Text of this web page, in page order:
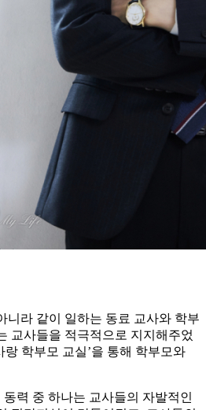
니라 같이 일하는 동료 교사와 학부
교사들을 적극적으로 지지해주었
랑 학부모 교실’을 통해 학부모와
력 중 하나는 교사들의 자발적인